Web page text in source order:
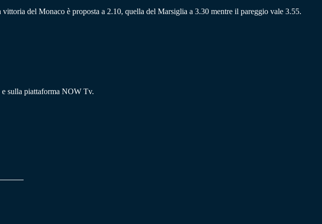
del Monaco è proposta a 2.10, quella del Marsiglia a 3.30 mentre il pareggio vale 3.55.
e sulla piattaforma NOW Tv.